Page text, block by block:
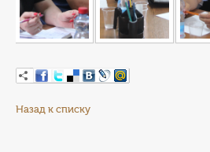
Назад к списку